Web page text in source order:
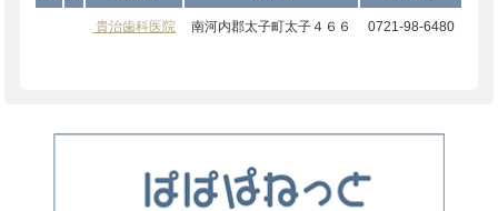
貴治歯科医院 南河内郡太子町太子４６６ 0721-98-6480